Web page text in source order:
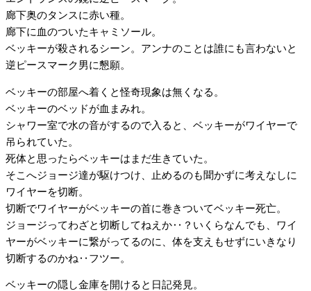
廊下奥のタンスに赤い種。
廊下に血のついたキャミソール。
ベッキーが殺されるシーン。アンナのことは誰にも言わないと
逆ピースマーク男に懇願。
ベッキーの部屋へ着くと怪奇現象は無くなる。
ベッキーのベッドが血まみれ。
シャワー室で水の音がするので入ると、ベッキーがワイヤーで
吊られていた。
死体と思ったらベッキーはまだ生きていた。
そこへジョージ達が駆けつけ、止めるのも聞かずに考えなしに
ワイヤーを切断。
切断でワイヤーがベッキーの首に巻きついてベッキー死亡。
ジョージってわざと切断してねえか‥？いくらなんでも、ワイ
ヤーがベッキーに繋がってるのに、体を支えもせずにいきなり
切断するのかね‥フツー。
ベッキーの隠し金庫を開けると日記発見。